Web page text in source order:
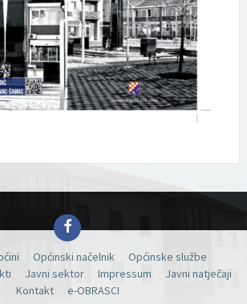
Facebook
Općinski načelnik
Općinske službe
Javni sektor Impressum
Javni natječaji
Kontakt
e-OBRASCI